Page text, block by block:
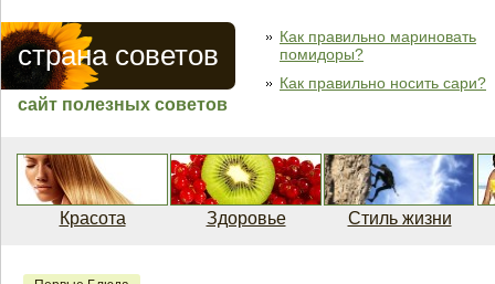
страна советов
сайт полезных советов
Как правильно мариновать
помидоры?
Как правильно носить сари?
Красота Здоровье Стиль жизни